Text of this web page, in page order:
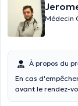
Médecin
À propos du
En cas
avant le rendez-